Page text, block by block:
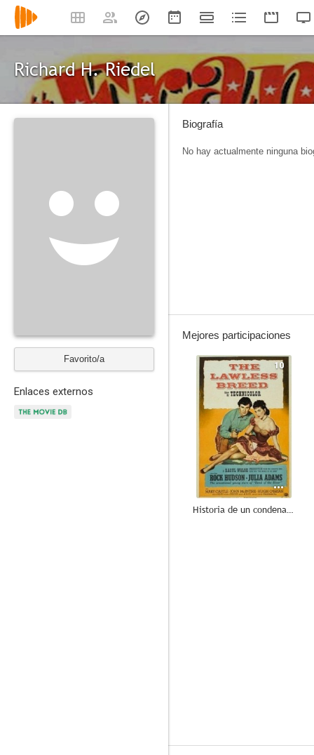
Richard H. Riedel
Favorito/a
Enlaces externos
Biografía
No hay actualmente ninguna
Mejores participaciones
10
Historia de un condenado